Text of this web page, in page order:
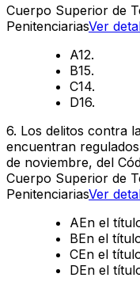
Cuerpo Superior de
PenitenciariasVer
A12.
B15.
C14.
D16.
6. Los delitos contra
encuentran
de noviembre, del
Cuerpo Superior de
PenitenciariasVer
AEn el
BEn el
CEn el
DEn el